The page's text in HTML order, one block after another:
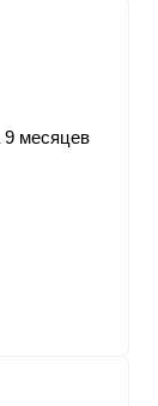
месяцев